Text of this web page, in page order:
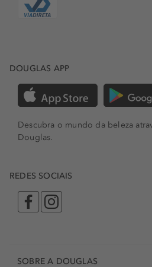
DOUGLAS APP
Descubra o mundo da beleza
Douglas.
REDES SOCIAIS
SOBRE A DOUGLAS